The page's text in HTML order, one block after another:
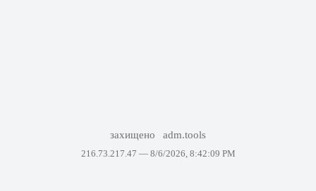
захищено adm.tools
216.73.217.47 — 8/6/2026, 8:42:09 PM